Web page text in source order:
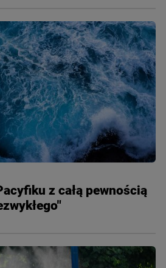
z całą pewnością